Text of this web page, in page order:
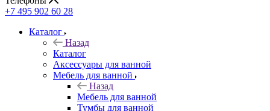
+7 495 902 60 28
Каталог
Назад
Каталог
Аксессуары для ванной
Мебель для ванной
Назад
Мебель для ванной
Тумбы для ванной